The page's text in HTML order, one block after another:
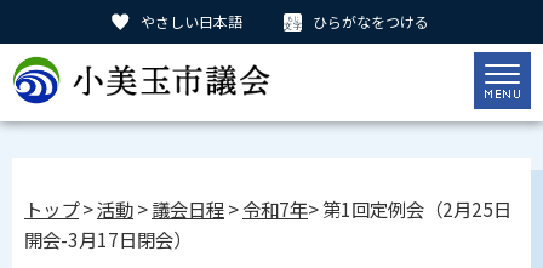
やさしい日本語 ひらがなをつける
トップ>活動>議会日程>令和7年> 第1回定例会（2月25日
開会-3月17日閉会）